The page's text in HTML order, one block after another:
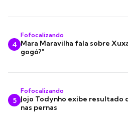
4
Fofocalizando
Mara Maravilha fala sobre
gogó?"
5
Fofocalizando
Jojo Todynho exibe resultado
nas pernas